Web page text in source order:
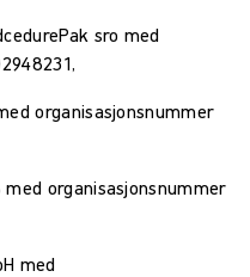
sro med
organisasjonsnummer
organisasjonsnummer
med